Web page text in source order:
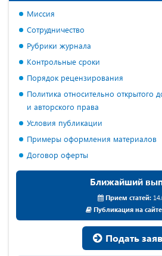
Миссия
Сотрудничество
Рубрики журнала
Контрольные сроки
Порядок рецензирования
Политика относительно открытого
и авторского права
Условия публикации
Примеры оформления материалов
Договор оферты
Ближайший
Прием статей:
Публикация на
Подать